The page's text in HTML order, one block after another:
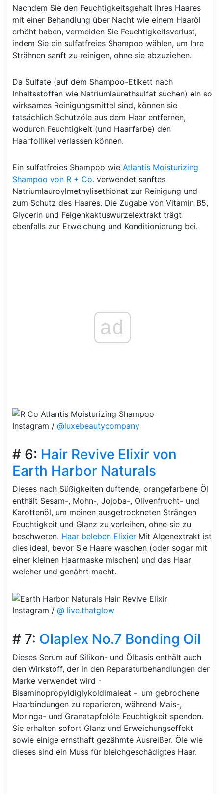
Nachdem Sie den Feuchtigkeitsgehalt Ihres Haares
mit einer Behandlung über Nacht wie einem Haaröl
erhöht haben, vermeiden Sie Feuchtigkeitsverlust,
indem Sie ein sulfatfreies Shampoo wählen, um Ihre
Strähnen sanft zu reinigen, ohne sie abzuziehen.
Da Sulfate (auf dem Shampoo-Etikett nach
Inhaltsstoffen wie Natriumlaurethsulfat suchen) ein so
wirksames Reinigungsmittel sind, können sie
tatsächlich Schutzöle aus dem Haar entfernen,
wodurch Feuchtigkeit (und Haarfarbe) den
Haarfollikel verlassen können.
Ein sulfatfreies Shampoo wie Atlantis Moisturizing
Shampoo von R + Co. verwendet sanftes
Natriumlauroylmethylisethionat zur Reinigung und
zum Schutz des Haares. Die Zugabe von Vitamin B5,
Glycerin und Feigenkaktuswurzelextrakt trägt
ebenfalls zur Erweichung und Konditionierung bei.
ad
Instagram / @luxebeautycompany
# 6: Hair Revive Elixir von
Earth Harbor Naturals
Dieses nach Süßigkeiten duftende, orangefarbene Öl
enthält Sesam-, Mohn-, Jojoba-, Olivenfrucht- und
Karottenöl, um meinen ausgetrockneten Strängen
Feuchtigkeit und Glanz zu verleihen, ohne sie zu
beschweren. Haar beleben Elixier Mit Algenextrakt ist
dies ideal, bevor Sie Haare waschen (oder sogar mit
einer kleinen Haarmaske mischen) und das Haar
weicher und genährt macht.
Instagram / @ live.thatglow
# 7: Olaplex No.7 Bonding Oil
Dieses Serum auf Silikon- und Ölbasis enthält auch
den Wirkstoff, der in den Reparaturbehandlungen der
Marke verwendet wird -
Bisaminopropyldiglykoldimaleat -, um gebrochene
Haarbindungen zu reparieren, während Mais-,
Moringa- und Granatapfelöle Feuchtigkeit spenden.
Sie erhalten sofort Glanz und Erweichungseffekt
sowie einige ernsthaft gezähmte Ausreißer. Öle wie
dieses sind ein Muss für bleichgeschädigtes Haar.